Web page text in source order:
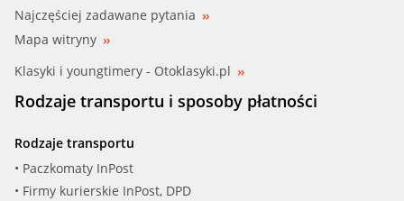
Najczęściej zadawane pytania
Mapa witryny
Klasyki i youngtimery - Otoklasyki.pl
Rodzaje transportu i sposoby płatności
Rodzaje transportu
• Paczkomaty InPost
• Firmy kurierskie InPost, DPD